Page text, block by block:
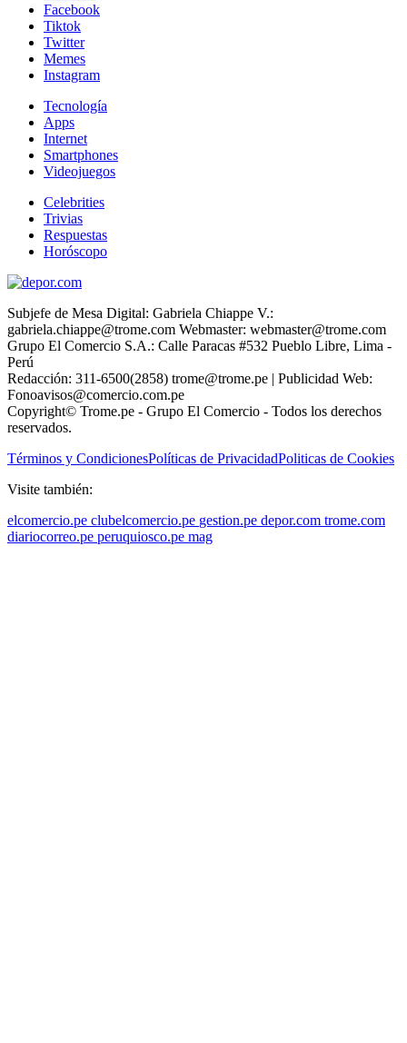
Facebook
Tiktok
Twitter
Memes
Instagram
Tecnología
Apps
Internet
Smartphones
Videojuegos
Celebrities
Trivias
Respuestas
Horóscopo
Subjefe de Mesa Digital: Gabriela Chiappe V.:
gabriela.chiappe@trome.com Webmaster: webmaster@trome.com
Grupo El Comercio S.A.: Calle Paracas #532 Pueblo Libre, Lima -
Perú
Redacción: 311-6500(2858) trome@trome.pe | Publicidad Web:
Fonoavisos@comercio.com.pe
Copyright© Trome.pe - Grupo El Comercio - Todos los derechos
reservados.
Términos y CondicionesPolíticas de PrivacidadPoliticas de Cookies
Visite también:
elcomercio.pe clubelcomercio.pe gestion.pe depor.com trome.com
diariocorreo.pe peruquiosco.pe mag